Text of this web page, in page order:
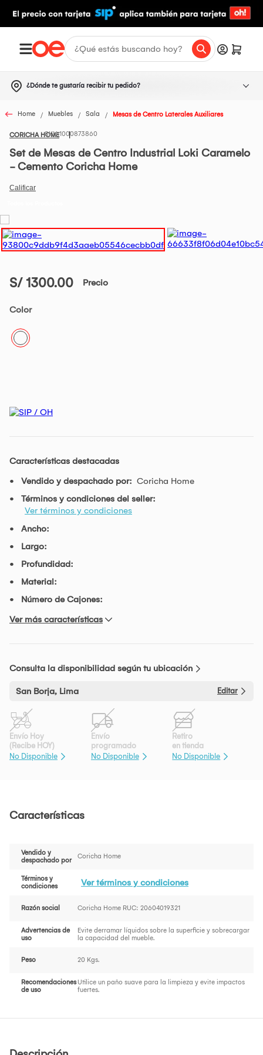
¿Dónde te gustaría recibir tu pedido?
Home Muebles Sala Mesas de Centro Laterales Auxiliares
CORICHA HOME1000873860
Set de Mesas de Centro Industrial Loki Caramelo
- Cemento Coricha Home
S/ 1300.00 Precio
Color
Características destacadas
Vendido y despachado por: Coricha Home
Términos y condiciones del seller:
Ver términos y condiciones
Ancho:
Largo:
Profundidad:
Material:
Número de Cajones:
Ver más características
Consulta la disponibilidad según tu ubicación
San Borja, Lima Editar
Envío Hoy
(Recibe HOY)
No Disponible
Envío
programado
No Disponible
Retiro
en tienda
No Disponible
Características
Vendido y
despachado por
Coricha Home
Términos y
condiciones
Ver términos y condiciones
Razón social Coricha Home RUC: 20604019321
Advertencias de
uso
Evite derramar líquidos sobre la superficie y sobrecargar
la capacidad del mueble.
Peso 20 Kgs.
Recomendaciones
de uso
Utilice un paño suave para la limpieza y evite impactos
fuertes.